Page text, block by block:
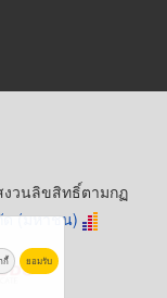
งวนลิขสิทธิ์ตามกฏ
ด (มหาชน)
กี้ ยอมรับ